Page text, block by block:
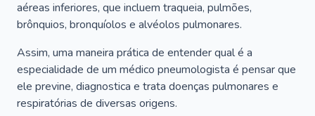
aéreas inferiores, que incluem traqueia, pulmões,
brônquios, bronquíolos e alvéolos pulmonares.
Assim, uma maneira prática de entender qual é a
especialidade de um médico pneumologista é pensar que
ele previne, diagnostica e trata doenças pulmonares e
respiratórias de diversas origens.